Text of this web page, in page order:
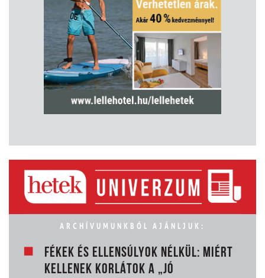
ARCHÍVUMUNKBÓL AJÁNLJUK:
FÉKEK ÉS ELLENSÚLYOK NÉLKÜL: MIÉRT
KELLENEK KORLÁTOK A „JÓ